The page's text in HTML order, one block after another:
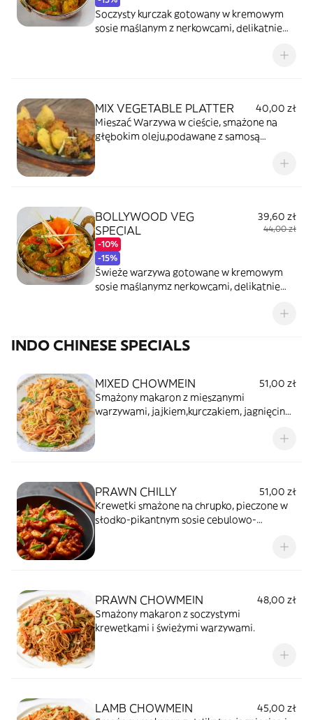
Soczysty kurczak gotowany w kremowym
sosie maślanym z nerkowcami, delikatnie
MIX VEGETABLE PLATTER
40,00 zł
Mieszać Warzywa w cieście, smażone na
głębokim oleju,podawane z samosą
BOLLYWOOD VEG
SPECIAL
-10%
-15%
39,60 zł
44,00 zł
Świeże warzywa gotowane w kremowym
sosie maślanymz nerkowcami, delikatnie
INDO CHINESE SPECIALS
MIXED CHOWMEIN
51,00 zł
Smażony makaron z mieszanymi
warzywami, jajkiem,kurczakiem, jagnięciną,
PRAWN CHILLY
51,00 zł
Krewetki smażone na chrupko, pieczone w
słodko-pikantnym sosie cebulowo-
PRAWN CHOWMEIN
48,00 zł
Smażony makaron z soczystymi
krewetkami i świeżymi warzywami.
LAMB CHOWMEIN
45,00 zł